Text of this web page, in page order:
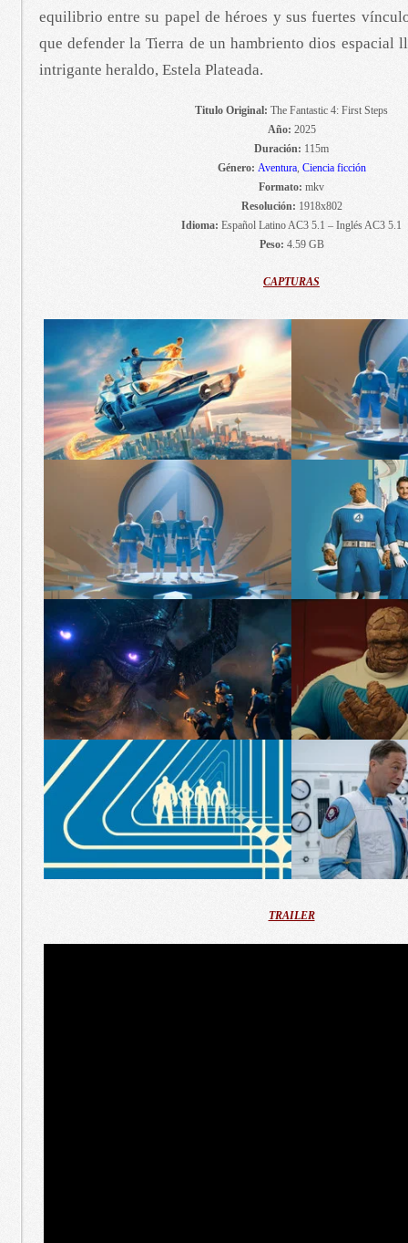
equilibrio entre su papel de héroes y sus fuertes
que defender la Tierra de un hambriento dios espacial
intrigante heraldo, Estela Plateada.
Titulo Original: The Fantastic 4: First Steps
Año: 2025
Duración: 115m
Género: Aventura, Ciencia ficción
Formato: mkv
Resolución: 1918x802
Idioma: Español Latino AC3 5.1 – Inglés AC3 5.1
Peso: 4.59 GB
CAPTURAS
TRAILER